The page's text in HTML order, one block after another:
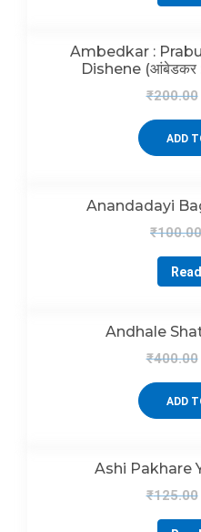
Ambedkar :
Dishene (आंबेडकर :
₹200.00
ADD
Anandadayi
₹100.00
Andhale
₹400.00
ADD
Ashi Pakhare
₹125.00